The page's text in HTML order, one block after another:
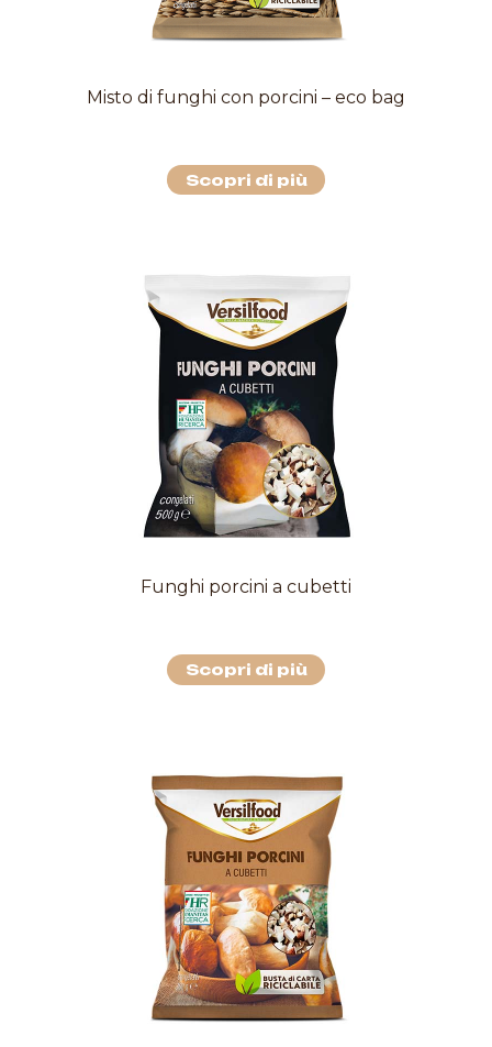
Misto di funghi con porcini – eco bag
Scopri di più
Funghi porcini a cubetti
Scopri di più